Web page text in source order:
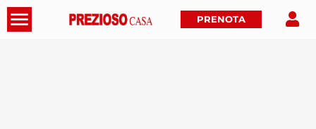
PRENOTA